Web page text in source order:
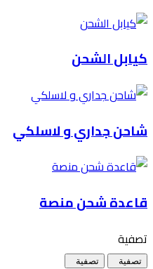
كيابل الشحن
شاحن جداري و لاسلكي
قاعدة شحن منصة
تصفية
تصفية تصفية